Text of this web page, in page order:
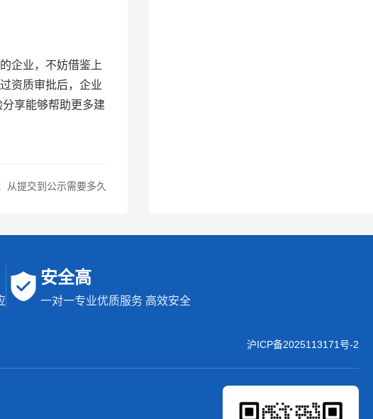
企业，不妨借鉴上
资质审批后，企业
享能够帮助更多建
从提交到公示需要多久
安全高
一对一专业优质服务 高效安全
沪ICP备2025113171号-2